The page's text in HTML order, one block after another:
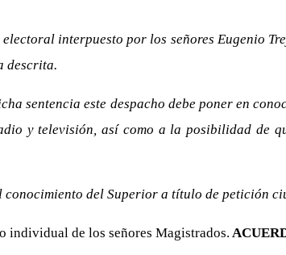
interpuesto por los señores Eugenio
descrita.
sentencia este despacho debe poner en
y televisión, así como a la posibilidad de
del Superior a título de petición
individual de los señores Magistrados.